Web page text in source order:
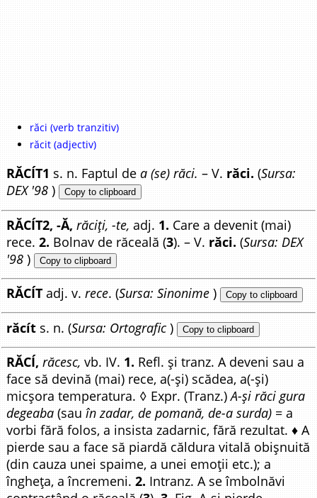
răci (verb tranzitiv)
răcit (adjectiv)
RĂCÍT1 s. n. Faptul dea (se) răci. – V. răci. (Sursa:
DEX '98 ) Copy to clipboard
RĂCÍT2, -Ă, răciți, -te, adj. 1. Care a devenit (mai)
rece.2. Bolnav de răceală (3). – V. răci. (Sursa: DEX
'98 ) Copy to clipboard
RĂCÍT adj. v.rece. (Sursa: Sinonime ) Copy to clipboard
răcít s. n. (Sursa: Ortografic ) Copy to clipboard
RĂCÍ, răcesc, vb. IV. 1. Refl. și tranz. A deveni sau a
face să devină (mai) rece, a(-și) scădea, a(-și)
micșora temperatura. ◊ Expr. (Tranz.)A-și răci gura
degeaba (sauîn zadar, de pomană, de-a surda) = a
vorbi fără folos, a insista zadarnic, fără rezultat. ♦ A
pierde sau a face să piardă căldura vitală obișnuită
(din cauza unei spaime, a unei emoții etc.); a
îngheța, a încremeni.2. Intranz. A se îmbolnăvi